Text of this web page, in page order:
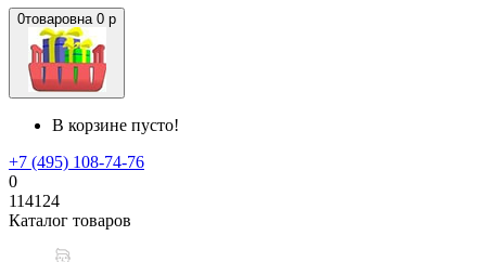
0товаровна 0 р
В корзине пусто!
+7 (495) 108-74-76
0
114124
Каталог товаров